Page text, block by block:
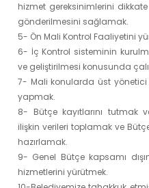
hizmet gereksinimlerini
gönderilmesini sağlamak.
5- Ön Mali Kontrol Faaliyetini
6- İç Kontrol sisteminin
ve geliştirilmesi konusunda
7- Mali konularda üst yönetici
yapmak.
8- Bütçe kayıtlarını tutmak
ilişkin verileri toplamak ve
hazırlamak.
9- Genel Bütçe kapsamı
hizmetlerini yürütmek.